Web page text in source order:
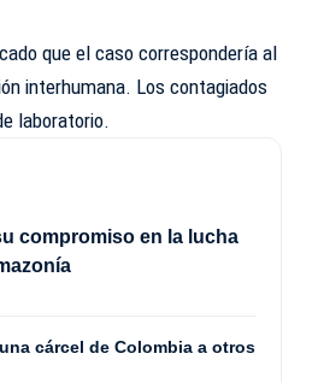
que el caso correspondería al
interhumana. Los contagiados
laboratorio.
compromiso en la lucha
cárcel de Colombia a otros